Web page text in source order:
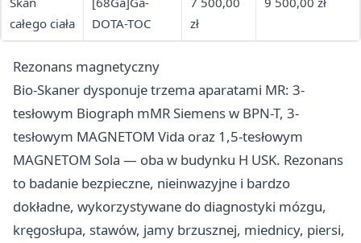
całego ciała
DOTA-TOC
zł
Rezonans magnetyczny
Bio-Skaner dysponuje trzema aparatami MR: 3-
tesłowym Biograph mMR Siemens w BPN-T, 3-
tesłowym MAGNETOM Vida oraz 1,5-tesłowym
MAGNETOM Sola — oba w budynku H USK. Rezonans
to badanie bezpieczne, nieinwazyjne i bardzo
dokładne, wykorzystywane do diagnostyki mózgu,
kręgosłupa, stawów, jamy brzusznej, miednicy, piersi,